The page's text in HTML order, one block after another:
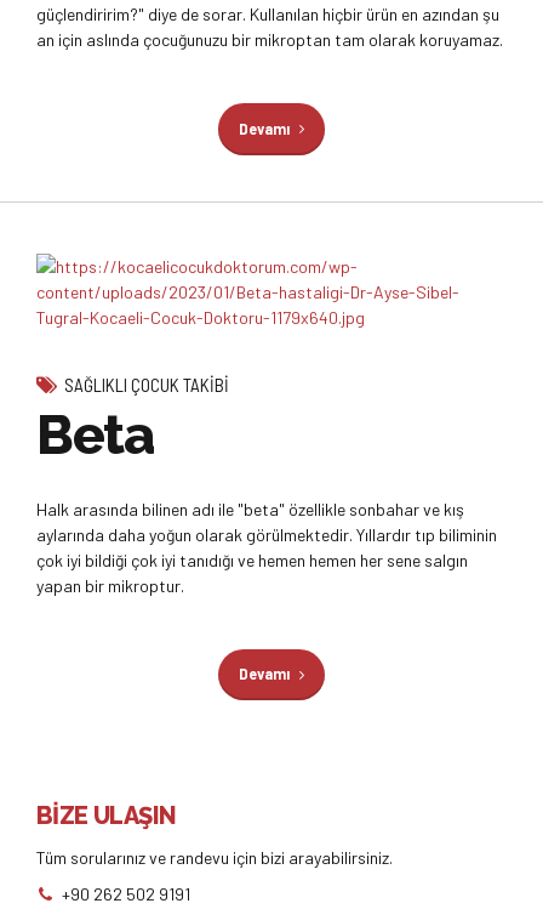
güçlendiririm?" diye de sorar. Kullanılan hiçbir ürün en azından şu
an için aslında çocuğunuzu bir mikroptan tam olarak koruyamaz.
Devamı
SAĞLIKLI ÇOCUK TAKIBI
Beta
Halk arasında bilinen adı ile "beta" özellikle sonbahar ve kış
aylarında daha yoğun olarak görülmektedir. Yıllardır tıp biliminin
çok iyi bildiği çok iyi tanıdığı ve hemen hemen her sene salgın
yapan bir mikroptur.
Devamı
BİZE ULAŞIN
Tüm sorularınız ve randevu için bizi arayabilirsiniz.
+90 262 502 9191